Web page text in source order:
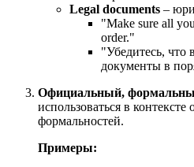
Legal documents –
"Make sure all
order."
"Убедитесь, что
документы в
Официальный,
использоваться в
формальностей.
Примеры: